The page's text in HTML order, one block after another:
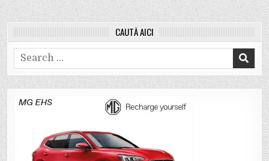
CAUTĂ AICI
Search
for: